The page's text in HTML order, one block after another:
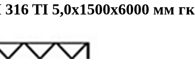
TI 5,0х1500х6000 мм гк